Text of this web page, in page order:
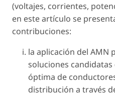
(voltajes, corrientes,
en este artículo se
contribuciones:
la aplicación del AMN
soluciones
óptima de
distribución a través